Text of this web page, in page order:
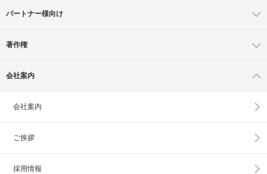
パートナー様向け
著作権
会社案内
会社案内
ご挨拶
採用情報